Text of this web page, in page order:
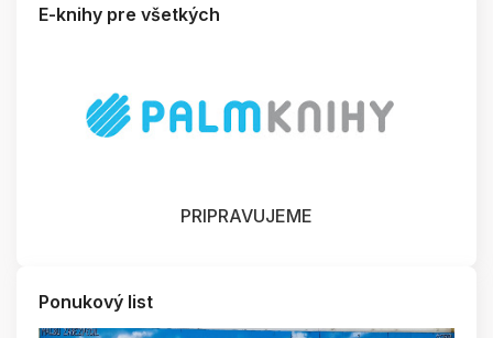
E-knihy pre všetkých
PRIPRAVUJEME
Ponukový list